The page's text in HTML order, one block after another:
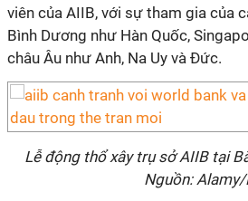
viên của AIIB, với sự tham gia của
Bình Dương như Hàn Quốc,
châu Âu như Anh, Na Uy và Đức.
Lễ động thổ xây trụ sở AIIB tại
Nguồn: Alamy/